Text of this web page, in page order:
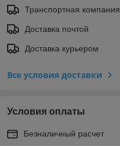
Транспортная компания
Доставка почтой
Доставка курьером
Все условия доставки
Условия оплаты
Безналичный расчет